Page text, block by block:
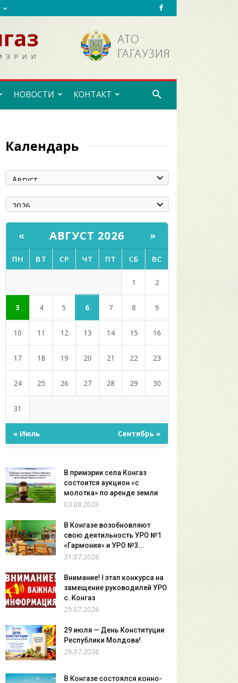
НОВОСТИ КОНТАКТ
Календарь
« АВГУСТ 2026 »
ПН ВТ СР ЧТ ПТ СБ ВС
1 2
3 4 5 6 7 8 9
10 11 12 13 14 15 16
17 18 19 20 21 22 23
24 25 26 27 28 29 30
31
« Июль Сентябрь »
В примэрии села Конгаз
состоится аукцион «с
молотка» по аренде земли
03.08.2026
В Конгазе возобновляют
свою деятильность УРО №1
«Гармония» и УРО №3...
31.07.2026
Внимание! I этап конкурса на
замещение руководилей УРО
с. Конгаз
29.07.2026
29 июля — День Конституции
Республики Молдова!
29.07.2026
В Конгазе состоялся конно-